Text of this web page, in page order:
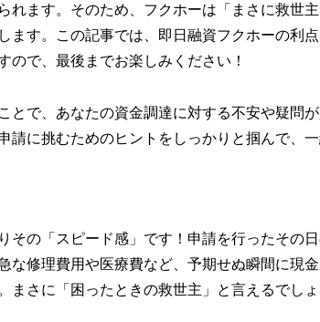
れます。そのため、フクホーは「まさに救世
ます。この記事では、即日融資フクホーの利
ので、最後までお楽しみください！
とで、あなたの資金調達に対する不安や疑問
請に挑むためのヒントをしっかりと掴んで、
その「スピード感」です！申請を行ったその
な修理費用や医療費など、予期せぬ瞬間に現
まさに「困ったときの救世主」と言えるでしょ